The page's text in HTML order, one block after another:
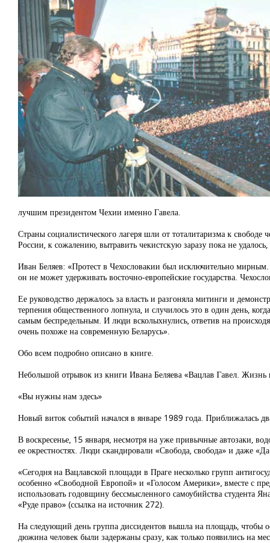
лучшим президентом Чехии именно Гавела.
Страны социалистического лагеря шли от тоталитаризма к
России, к сожалению, вытравить чекистскую заразу пока не
Иван Беляев: «Протест в Чехословакии был исключительно
он не может удерживать восточно-европейские государства.
Ее руководство держалось за власть и разгоняла митинги и
терпения общественного лопнула, и случилось это в один день,
самым беспредельным. И люди всколыхнулись, ответив на
очень похоже на современную Беларусь».
Обо всем подробно описано в книге.
Небольшой отрывок из книги Ивана Беляева «Вацлав Гавел. Жизнь
«Вы нужны нам здесь»
Новый виток событий начался в январе 1989 года. Приближалась
В воскресенье, 15 января, несмотря на уже привычные автозаки,
ее окрестностях. Люди скандировали «Свобода, свобода» и даже
«Сегодня на Вацлавской площади в Праге несколько групп
особенно «Свободной Европой» и «Голосом Америки», вместе с
использовать годовщину бессмысленного самоубийства студента
«Руде право» (ссылка на источник 272).
На следующий день группа диссидентов вышла на площадь, чтобы
дюжина человек были задержаны сразу, как только появились на